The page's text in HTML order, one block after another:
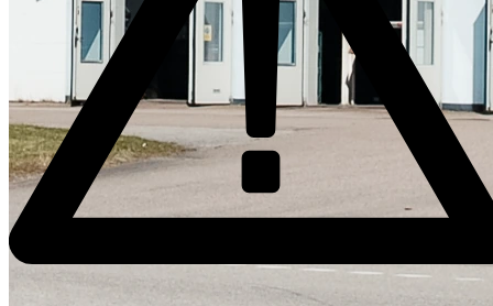
Skadeverkstad